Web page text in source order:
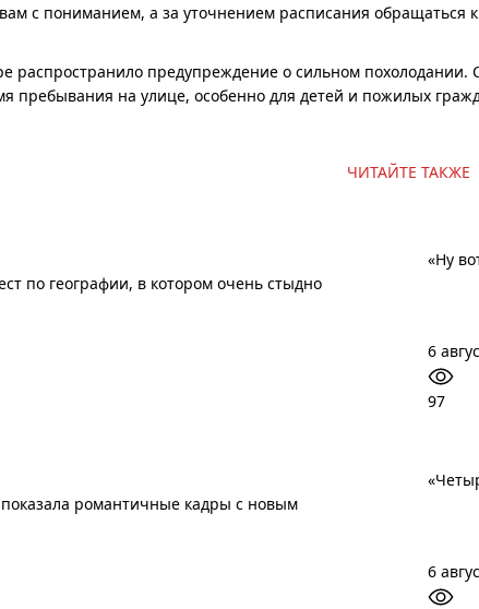
с пониманием, а за уточнением расписания обращаться
предупреждение о сильном похолодании.
пребывания на улице, особенно для детей и пожилых
ЧИТАЙТЕ ТАКЖЕ
по географии, в котором очень стыдно
«Ну
6
97
романтичные кадры с новым
6